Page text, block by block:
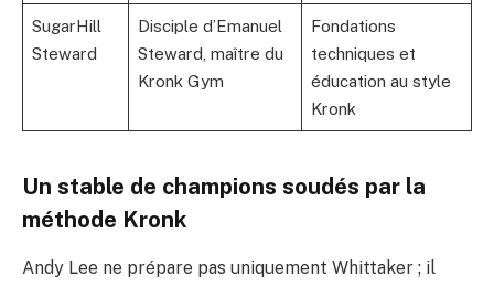
SugarHill
Steward
Disciple d’Emanuel
Steward, maître du
Kronk Gym
Fondations
techniques et
éducation au style
Kronk
Un stable de champions soudés par la
méthode Kronk
Andy Lee ne prépare pas uniquement Whittaker ; il